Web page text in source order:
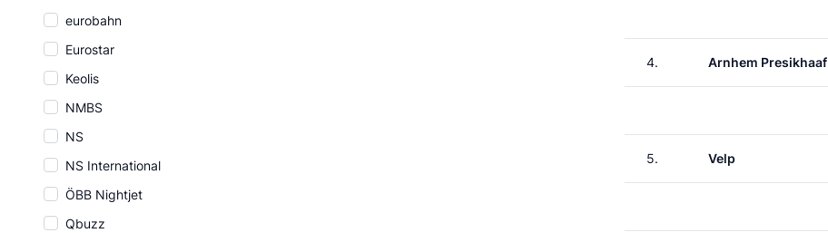
eurobahn
Eurostar
Keolis
NMBS
NS
NS International
ÖBB Nightjet
Qbuzz
4. Arnhem Presikhaaf
5. Velp